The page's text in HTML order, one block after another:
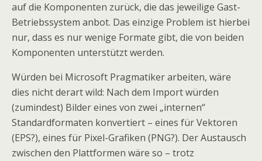
auf die Komponenten zurück, die das jeweilige Gast-
Betriebssystem anbot. Das einzige Problem ist hierbei
nur, dass es nur wenige Formate gibt, die von beiden
Komponenten unterstützt werden.
Würden bei Microsoft Pragmatiker arbeiten, wäre
dies nicht derart wild: Nach dem Import würden
(zumindest) Bilder eines von zwei „internen“
Standardformaten konvertiert – eines für Vektoren
(EPS?), eines für Pixel-Grafiken (PNG?). Der Austausch
zwischen den Plattformen wäre so – trotz